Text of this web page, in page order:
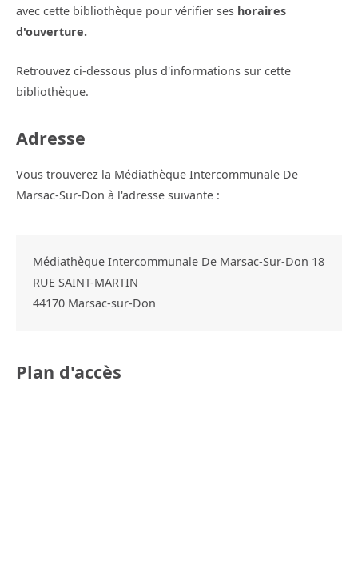
avec cette bibliothèque pour vérifier ses horaires
d'ouverture.
Retrouvez ci-dessous plus d'informations sur cette
bibliothèque.
Adresse
Vous trouverez la Médiathèque Intercommunale De
Marsac-Sur-Don à l'adresse suivante :
Médiathèque Intercommunale De Marsac-Sur-Don 18
RUE SAINT-MARTIN
44170 Marsac-sur-Don
Plan d'accès